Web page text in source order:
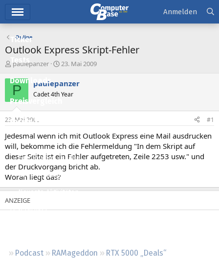
Ticker
Tests
Downloads
Preisvergleich
Forum
Aktuelles
Empfohlene Inhalte
Neue Beiträge
Neueste Aktivitäten
Leserartikel
Podcast RAMageddon
RTX 5000 „Deals“
Anmelden
Online
Outlook Express Skript-Fehler
E
s
e
e
r
paulepanzer
E
s
e
t
a
m
23. Mai 2009
P paulepanzer
Cadet 4th Year
23. Mai 2009 #1
Jedesmal wenn ich mit Outlook Express eine Mail ausdrucken
will, bekomme ich die Fehlermeldung "In dem Skript auf
dieser Seite ist ein Fehler aufgetreten, Zeile 2253 usw." und
der Druckvorgang bricht ab.
Woran liegt das?